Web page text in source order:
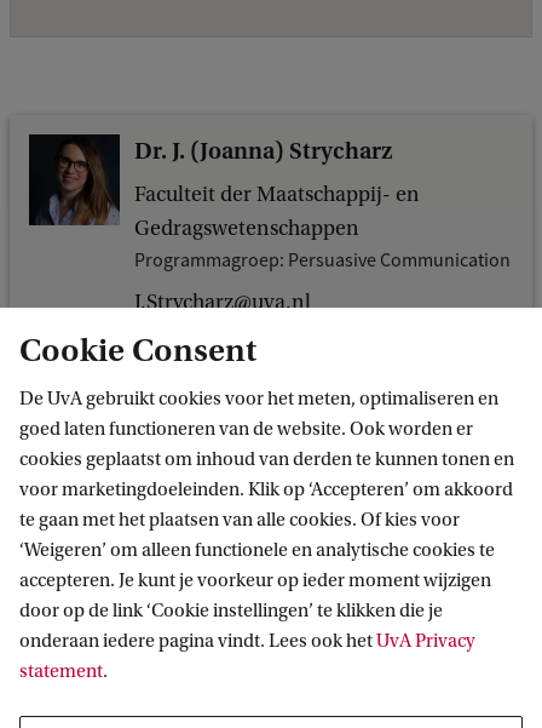
Dr. J. (Joanna) Strycharz
Faculteit der Maatschappij- en
Gedragswetenschappen
Programmagroep: Persuasive Communication
J.Strycharz@uva.nl
Informatie voor
Bachelorstudiekiezers
Masterstudiekiezers
Direct naar
Contact
Cookie Consent
De UvA gebruikt cookies voor het meten, optimaliseren en
goed laten functioneren van de website. Ook worden er
cookies geplaatst om inhoud van derden te kunnen tonen en
voor marketingdoeleinden. Klik op ‘Accepteren’ om akkoord
te gaan met het plaatsen van alle cookies. Of kies voor
‘Weigeren’ om alleen functionele en analytische cookies te
accepteren. Je kunt je voorkeur op ieder moment wijzigen
door op de link ‘Cookie instellingen’ te klikken die je
onderaan iedere pagina vindt. Lees ook hetUvA Privacy
statement.